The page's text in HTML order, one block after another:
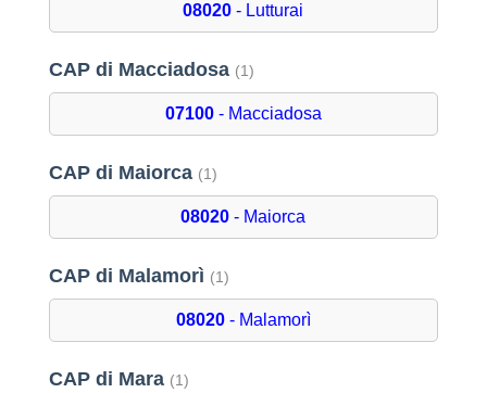
08020 - Lutturai
CAP di Macciadosa (1)
07100- Macciadosa
CAP di Maiorca (1)
08020 - Maiorca
CAP di Malamorì (1)
08020- Malamorì
CAP di Mara (1)